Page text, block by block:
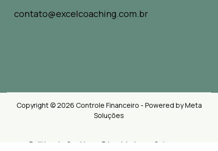
contato@excelcoaching.com.br
Copyright © 2026 Controle Financeiro - Powered by Meta
Soluções
Politica de Cookies e Privacidades Sobre nos